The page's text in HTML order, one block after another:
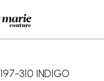
197-310 INDIGO